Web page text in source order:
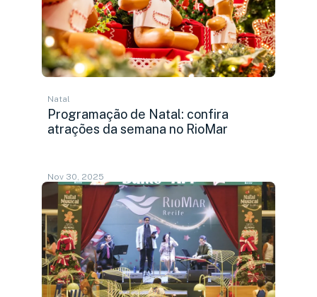
Natal
Programação de Natal: confira
atrações da semana no RioMar
Nov 30, 2025